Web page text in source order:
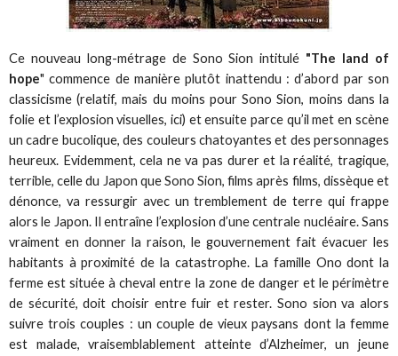
Ce nouveau long-métrage de Sono Sion intitulé "The land of
hope" commence de manière plutôt inattendu : d’abord par son
classicisme (relatif, mais du moins pour Sono Sion, moins dans la
folie et l’explosion visuelles, ici) et ensuite parce qu’il met en scène
un cadre bucolique, des couleurs chatoyantes et des personnages
heureux. Evidemment, cela ne va pas durer et la réalité, tragique,
terrible, celle du Japon que Sono Sion, films après films, dissèque et
dénonce, va ressurgir avec un tremblement de terre qui frappe
alors le Japon. Il entraîne l’explosion d’une centrale nucléaire. Sans
vraiment en donner la raison, le gouvernement fait évacuer les
habitants à proximité de la catastrophe. La famille Ono dont la
ferme est située à cheval entre la zone de danger et le périmètre
de sécurité, doit choisir entre fuir et rester. Sono sion va alors
suivre trois couples : un couple de vieux paysans dont la femme
est malade, vraisemblablement atteinte d’Alzheimer, un jeune